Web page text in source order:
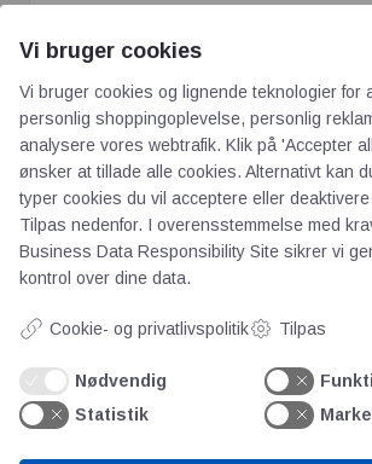
Udgangsenhed:
Foot-poundal [ftpdl]:
Udgangsværdi:Foot-poundal
en enhed for moment i det
system,
Vi bruger cookies
Vi bruger cookies og lignende teknologier for
personlig shoppingoplevelse, personlig
analysere vores webtrafik. Klik på 'Accepter
ønsker at tillade alle cookies. Alternativt kan
typer cookies du vil acceptere eller
Tilpas nedenfor. I overensstemmelse med
Business Data Responsibility Site sikrer vi
kontrol over dine data.
Cookie- og privatlivspolitik Tilpas
Nødvendig
Statistik